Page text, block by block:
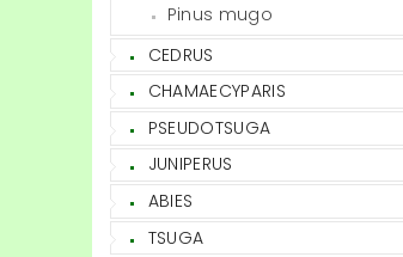
Pinus mugo
CEDRUS
CHAMAECYPARIS
PSEUDOTSUGA
JUNIPERUS
ABIES
TSUGA